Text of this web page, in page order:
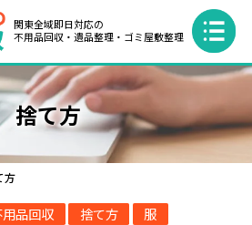
関東全域即日対応の
不用品回収・遺品整理・ゴミ屋敷整理
捨て方
方
品回収 捨て方 服